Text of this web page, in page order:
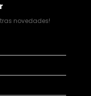
novedades!